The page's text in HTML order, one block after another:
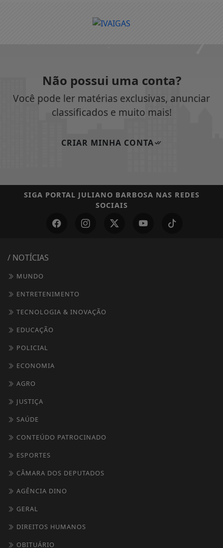
Não possui uma conta?
Você pode ler matérias exclusivas, anunciar
classificados e muito mais!
CRIAR MINHA CONTA
SIGA PORTAL JULIANO BARBOSA NAS REDES
SOCIAIS
/ NOTÍCIAS
MUNDO
ENTRETENIMENTO
TECNOLOGIA & INOVAÇÃO
EDUCAÇÃO
POLICIAL
ECONOMIA
AGRO
JUSTIÇA
SAÚDE
CONTEÚDO PATROCINADO
ESPORTES
CÂMARA DOS DEPUTADOS
AGÊNCIA DINO
GERAL
DIREITOS HUMANOS
OBITUÁRIO